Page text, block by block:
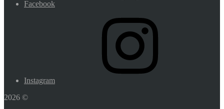
Facebook
Instagram
2026 ©